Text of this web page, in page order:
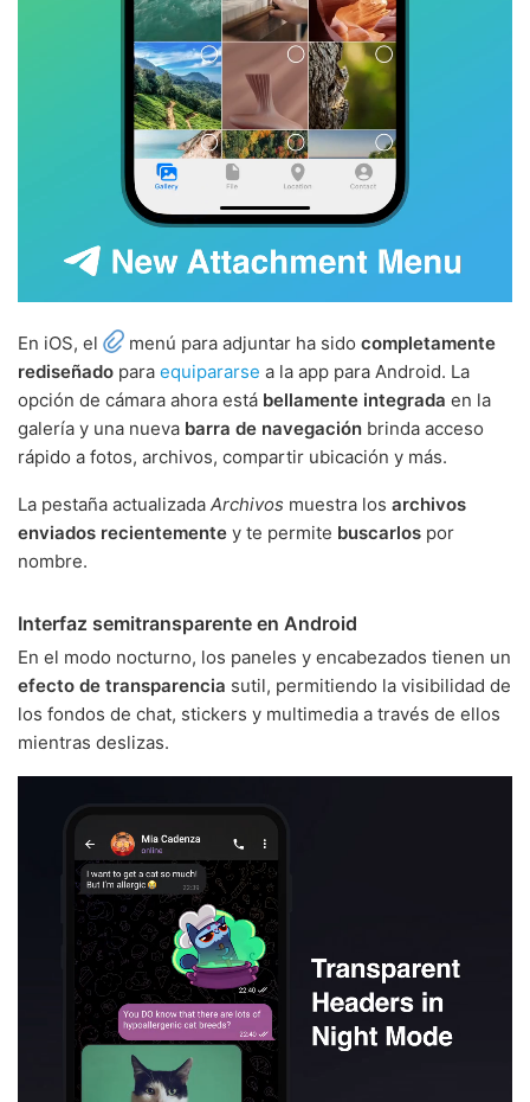
En iOS, el menú para adjuntar ha sido completamente
rediseñado para equipararse a la app para Android. La
opción de cámara ahora está bellamente integrada en la
galería y una nueva barra de navegación brinda acceso
rápido a fotos, archivos, compartir ubicación y más.
La pestaña actualizada Archivos muestra los archivos
enviados recientemente y te permite buscarlos por
nombre.
Interfaz semitransparente en Android
En el modo nocturno, los paneles y encabezados tienen un
efecto de transparencia sutil, permitiendo la visibilidad de
los fondos de chat, stickers y multimedia a través de ellos
mientras deslizas.